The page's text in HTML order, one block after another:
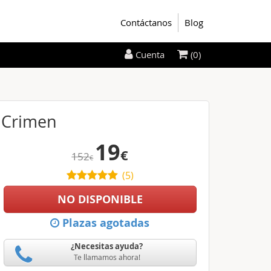
Contáctanos Blog
152€ 19€
(5)
NO DISPONIBLE
Plazas agotadas
¿Necesitas ayuda?
Te llamamos ahora!
Cuenta (0)